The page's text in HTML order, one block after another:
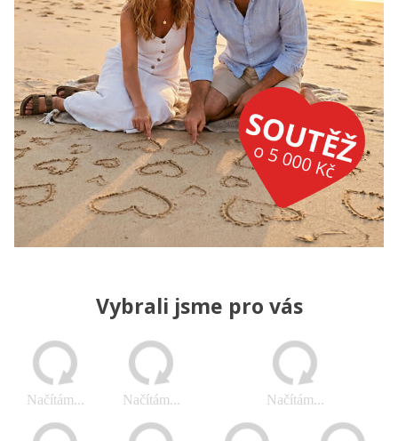
Vybrali jsme pro vás
Načítám... Načítám... Načítám...